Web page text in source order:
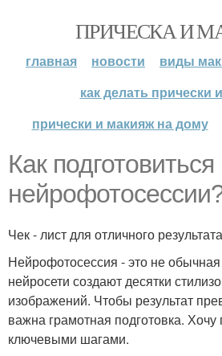
ПРИЧЕСКА И
главная новости
виды
как делать прически
прически и макияж на дому
Как подготовиться
Чек - лист для отличного
Нейрофотосессия - это не
нейросети создают десятки
изображений. Чтобы результат
важна грамотная подготовка. Хочу
ключевыми шагами.